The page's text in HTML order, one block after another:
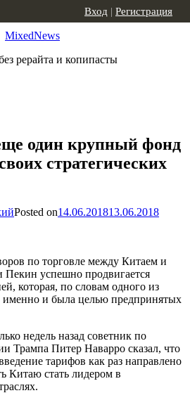
MixedNews
рерайта и копипасты
Вход | Регистрация
один крупный фонд
стратегических
Posted on14.06.201813.06.2018
по торговле между Китаем и
успешно продвигается
которая, по словам одного из
именно и была целью предпринятых
недель назад советник по
Трампа Питер Наварро сказал, что
тарифов как раз направлено
Китаю стать лидером в